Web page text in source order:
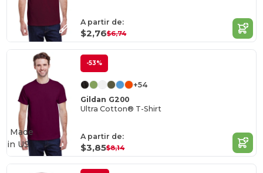
A partir de:
$2,76$6,74
-53%
+54
Gildan G200
Ultra Cotton® T-Shirt
A partir de:
$3,85$8,14
Made
in US